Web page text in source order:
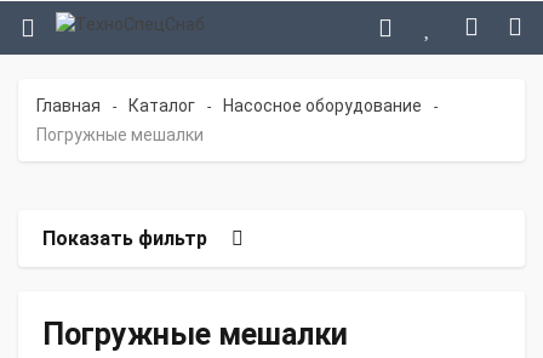
Главная - Каталог - Насосное оборудование -
Погружные мешалки
Показать фильтр
Погружные мешалки